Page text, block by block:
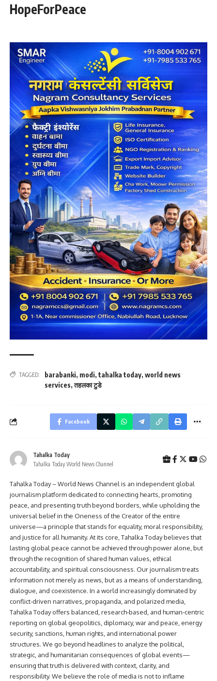
HopeForPeace
TAGGED: barabanki, modi, tahalka today, world news
services,तहलका टुडे
Facebook
Tahalka Today
Tahalka Today World News Channel
Tahalka Today – World News Channel is an independent global
journalism platform dedicated to connecting hearts, promoting
peace, and presenting truth beyond borders, while upholding the
universal belief in the Oneness of the Creator of the entire
universe—a principle that stands for equality, moral responsibility,
and justice for all humanity. At its core, Tahalka Today believes that
lasting global peace cannot be achieved through power alone, but
through the recognition of shared human values, ethical
accountability, and spiritual consciousness. Our journalism treats
information not merely as news, but as a means of understanding,
dialogue, and coexistence. In a world increasingly dominated by
conflict-driven narratives, propaganda, and polarized media,
Tahalka Today offers balanced, research-based, and human-centric
reporting on global geopolitics, diplomacy, war and peace, energy
security, sanctions, human rights, and international power
structures. We go beyond headlines to analyze the political,
strategic, and humanitarian consequences of global events—
ensuring that truth is delivered with context, clarity, and
responsibility. We believe the role of media is not to inflame